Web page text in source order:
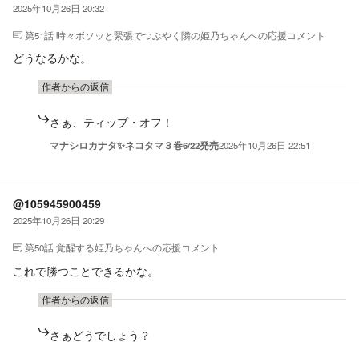
2025年10月26日 20:32
第51話 時々ボソッと緊張でつぶやく隣の姫乃ちゃん への応援コメント
どうなるかな。
作者からの返信
さぁ、ティップ・オフ！
マナシロカナタ✨ネコタマ３巻6/22発売2025年10月26日 22:51
@105945900459
2025年10月26日 20:29
第50話 覚醒する姫乃ちゃんへの応援コメント
これで勝つことできるかな。
作者からの返信
さぁどうでしょう？